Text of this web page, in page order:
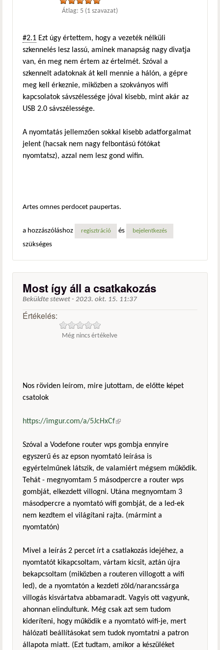
Átlag: 5 (1 szavazat)
#2.1 Ezt úgy értettem, hogy a vezeték nélküli
szkennelés lesz lassú, aminek manapság nagy divatja
van, én meg nem értem az értelmét. Szóval a
szkennelt adatoknak át kell mennie a hálón, a gépre
meg kell érkeznie, miközben a szokványos wifi
kapcsolatok sávszélessége jóval kisebb, mint akár az
USB 2.0 sávszélessége.
A nyomtatás jellemzően sokkal kisebb adatforgalmat
jelent (hacsak nem nagy felbontású fótókat
nyomtatsz), azzal nem lesz gond wifin.
Artes omnes perdocet paupertas.
a hozzászóláshoz regisztráció és bejelentkezés
szükséges
Most így áll a csatkakozás
Beküldte stewet - 2023. okt. 15. 11:37
Értékelés:
Még nincs értékelve
Nos röviden leírom, mire jutottam, de előtte képet
csatolok
https://imgur.com/a/5JcHxCf(külső hivatkozás)
Szóval a Vodefone router wps gombja ennyire
egyszerű és az epson nyomtató leírása is
egyértelműnek látszik, de valamiért mégsem működik.
Tehát - megnyomtam 5 másodpercre a router wps
gombját, elkezdett villogni. Utána megnyomtam 3
másodpercre a nyomtató wifi gombját, de a led-ek
nem kezdtem el világítani rajta. (mármint a
nyomtatón)
Mivel a leírás 2 percet írt a csatlakozás idejéhez, a
nyomtatót kikapcsoltam, vártam kicsit, aztán újra
bekapcsoltam (miközben a routeren villogott a wifi
led), de a nyomtatón a kezdeti zöld/narancssárga
villogás kisvártatva abbamaradt. Vagyis ott vagyunk,
ahonnan elindultunk. Még csak azt sem tudom
kideríteni, hogy működik e a nyomtató wifi-je, mert
hálózati beállításokat sem tudok nyomtatni a patron
állapota miatt. (Ezt tudtam, amikor a készüléket